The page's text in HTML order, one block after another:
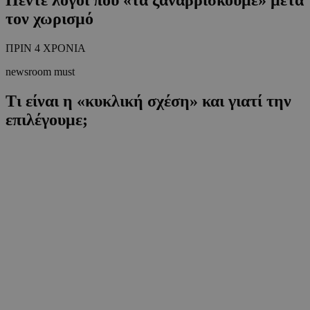
τον χωρισμό
ΠΡΙΝ 4 ΧΡΟΝΙΑ
newsroom must
Τι είναι η «κυκλική σχέση» και γιατί την
επιλέγουμε;